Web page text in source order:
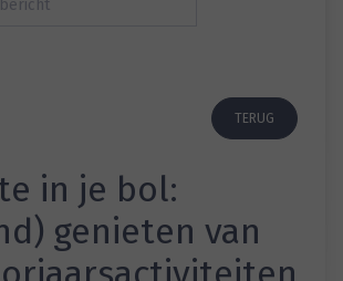
TERUG
in je bol:
genieten van